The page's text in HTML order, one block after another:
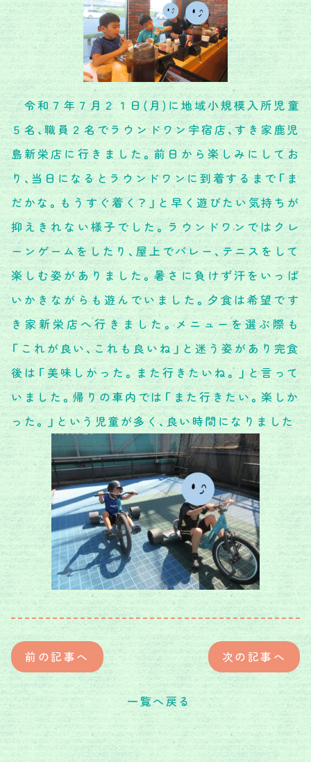
令和７年７月２１日(月)に地域小規模入所児童
５名、職員２名でラウンドワン宇宿店、すき家鹿児
島新栄店に行きました。前日から楽しみにしてお
り、当日になるとラウンドワンに到着するまで「ま
だかな。もうすぐ着く？」と早く遊びたい気持ちが
抑えきれない様子でした。ラウンドワンではクレ
ーンゲームをしたり、屋上でバレー、テニスをして
楽しむ姿がありました。暑さに負けず汗をいっぱ
いかきながらも遊んでいました。夕食は希望です
き家新栄店へ行きました。メニューを選ぶ際も
「これが良い、これも良いね」と迷う姿があり完食
後は「美味しかった。また行きたいね。」と言って
いました。帰りの車内では「また行きたい。楽しか
った。」という児童が多く、良い時間になりました
前の記事へ 次の記事へ
一覧へ戻る